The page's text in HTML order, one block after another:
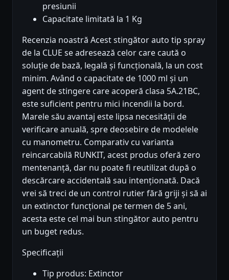
presiunii
Capacitate limitată la 1 Kg
Recenzia noastră Acest stingător auto tip spray
de la CLUE se adresează celor care caută o
soluție de bază, legală și funcțională, la un cost
minim. Având o capacitate de 1000 ml și un
agent de stingere care acoperă clasa 5A.21BC,
este suficient pentru mici incendii la bord.
Marele său avantaj este lipsa necesității de
verificare anuală, spre deosebire de modelele
cu manometru. Comparativ cu varianta
reincarcabilă RUNKIT, acest produs oferă zero
mentenanță, dar nu poate fi reutilizat după o
descărcare accidentală sau intenționată. Dacă
vrei să treci de un control rutier fără griji și să ai
un extinctor funcțional pe termen de 5 ani,
acesta este cel mai bun stingător auto pentru
un buget redus.
Specificații
Tip produs: Extinctor